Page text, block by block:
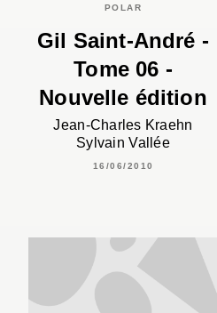
POLAR
Gil Saint-André -
Tome 06 -
Nouvelle édition
Jean-Charles Kraehn
Sylvain Vallée
16/06/2010